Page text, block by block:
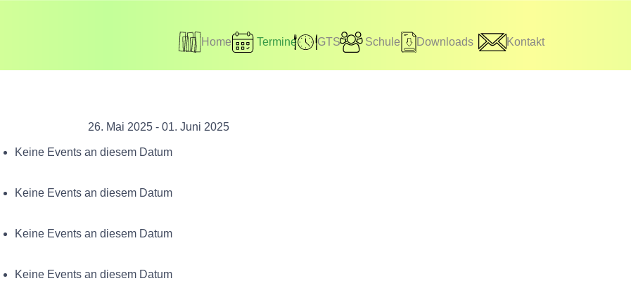
Home Termine GTS Schule Downloads Kontakt
26. Mai 2025 - 01. Juni 2025
Keine Events an diesem Datum
Keine Events an diesem Datum
Keine Events an diesem Datum
Keine Events an diesem Datum